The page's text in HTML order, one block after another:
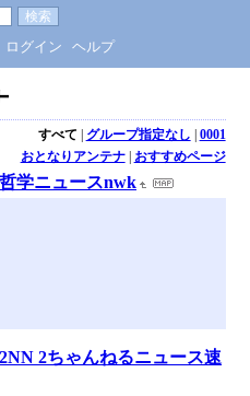
ログイン ヘルプ
すべて | グループ指定なし | 0001
おとなりアンテナ| おすすめページ
哲学ニュースnwk
2NN 2ちゃんねるニュース速